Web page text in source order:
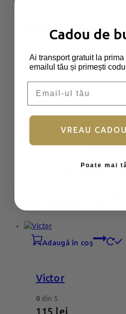
din 5
adaugă în coș
Togo Blue
adaugă în coș
Victor
0 din 5
115 lei
Nume utilizator sau email
Parolă*Obligatoriu
Ai uitat
Cadou de
Ai transport gratuit la
emailul tău și primești
VREAU
Poate mai